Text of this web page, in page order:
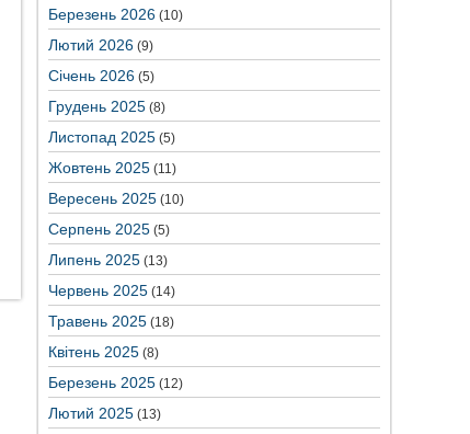
Березень 2026(10)
Лютий 2026(9)
Січень 2026(5)
Грудень 2025(8)
Листопад 2025(5)
Жовтень 2025(11)
Вересень 2025(10)
Серпень 2025(5)
Липень 2025(13)
Червень 2025(14)
Травень 2025(18)
Квітень 2025(8)
Березень 2025(12)
Лютий 2025(13)